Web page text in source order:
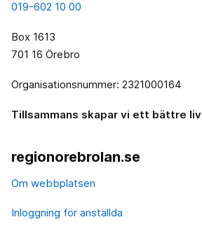
019-602 10 00
Box 1613
701 16 Örebro
Organisationsnummer: 2321000164
Tillsammans skapar vi ett bättre liv
regionorebrolan.se
Om webbplatsen
Inloggning för anställda